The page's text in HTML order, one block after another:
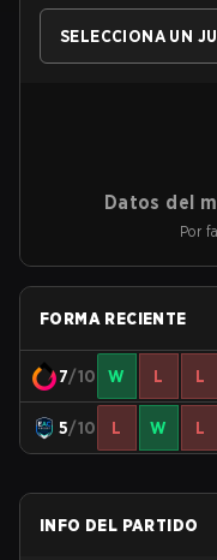
SELECCIONA UN
Datos del
Por
FORMA RECIENTE
7/10 W L L
5/10 L W L
INFO DEL PARTIDO